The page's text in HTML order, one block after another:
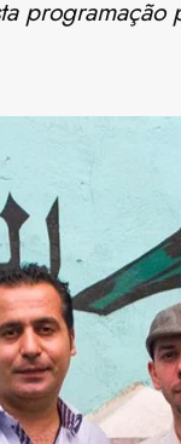
programação